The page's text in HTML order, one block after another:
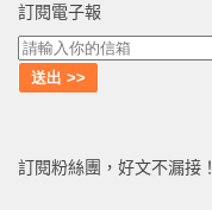
訂閱電子報
訂閱粉絲團，好文不漏接！